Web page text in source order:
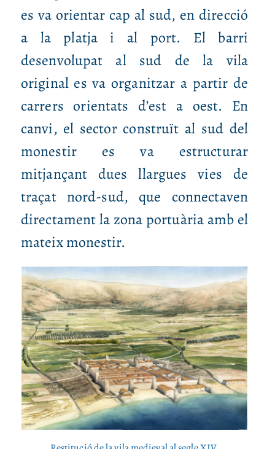
es va orientar cap al sud, en direcció
a la platja i al port. El barri
desenvolupat al sud de la vila
original es va organitzar a partir de
carrers orientats d’est a oest. En
canvi, el sector construït al sud del
monestir es va estructurar
mitjançant dues llargues vies de
traçat nord‑sud, que connectaven
directament la zona portuària amb el
mateix monestir.